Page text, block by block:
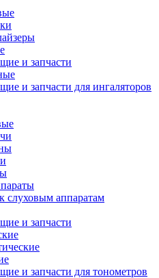
и запчасти
и запчасти для ингаляторов
слуховым аппаратам
и запчасти
и запчасти для тонометров